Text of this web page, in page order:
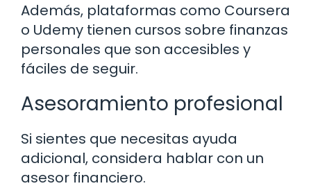
Además, plataformas como Coursera
o Udemy tienen cursos sobre finanzas
personales que son accesibles y
fáciles de seguir.
Asesoramiento profesional
Si sientes que necesitas ayuda
adicional, considera hablar con un
asesor financiero.